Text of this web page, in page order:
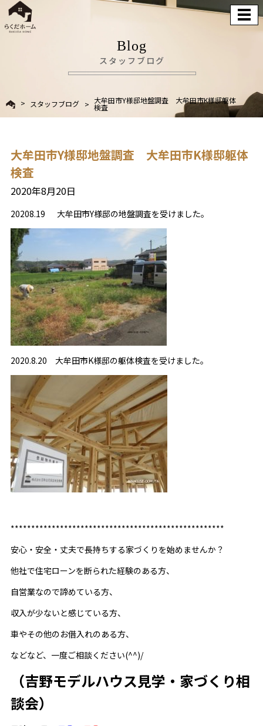
Blog
スタッフブログ
スタッフブログ 大牟田市Y様邸地盤調査 大牟田市K様邸躯体
検査
大牟田市Y様邸地盤調査 大牟田市K様邸躯体
検査
2020年8月20日
20208.19 大牟田市Y様邸の地盤調査を受けました。
2020.8.20 大牟田市K様邸の躯体検査を受けました。
****************************************************
安心・安全・丈夫で長持ちする家づくりを始めませんか？
他社で住宅ローンを断られた経験のある方、
自営業なので諦めている方、
収入が少ないと感じている方、
車やその他のお借入れのある方、
などなど、一度ご相談ください(^^)/
（吉野モデルハウス見学・家づくり相
談会）